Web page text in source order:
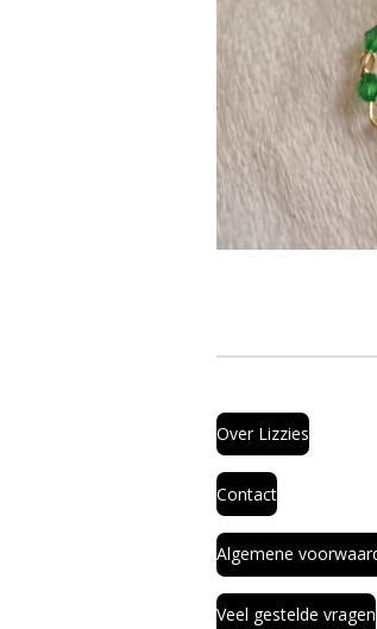
Over Lizzies
Contact
Algemene
Veel gestelde vragen